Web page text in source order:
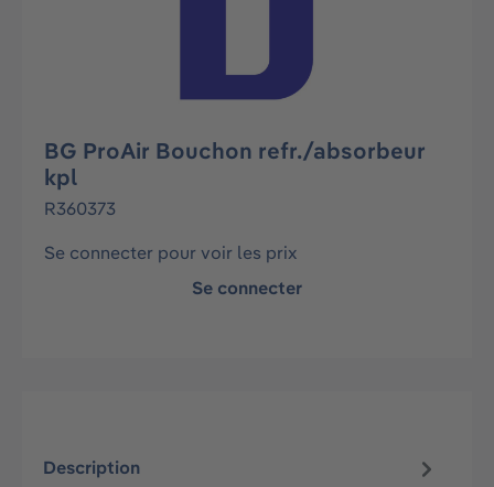
BG ProAir Bouchon refr./absorbeur
kpl
R360373
Se connecter pour voir les prix
Se connecter
Description